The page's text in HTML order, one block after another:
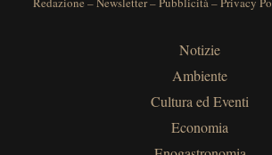
Notizie
Ambiente
Cultura ed Eventi
Economia